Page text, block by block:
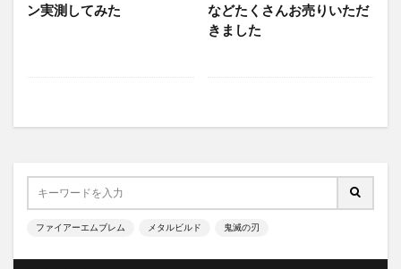
ン実測してみた
などたくさんお売りいただ
きました
ファイアーエムブレム メタルビルド 鬼滅の刃